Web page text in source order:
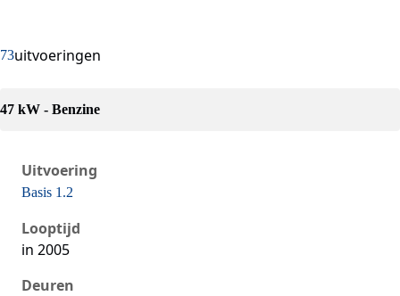
73uitvoeringen
47 kW - Benzine
Uitvoering
Seat Ibiza iii, 1.2, 47 kW, Benzine, 5 deuren
Basis 1.2
Looptijd
in 2005
Deuren